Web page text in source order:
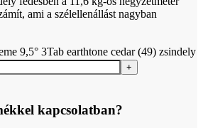
ami a szélellenállást nagyban
9,5° 3Tab earthtone cedar (49) zsindely
kapcsolatban?